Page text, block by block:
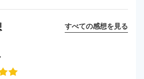
すべての感想を見る